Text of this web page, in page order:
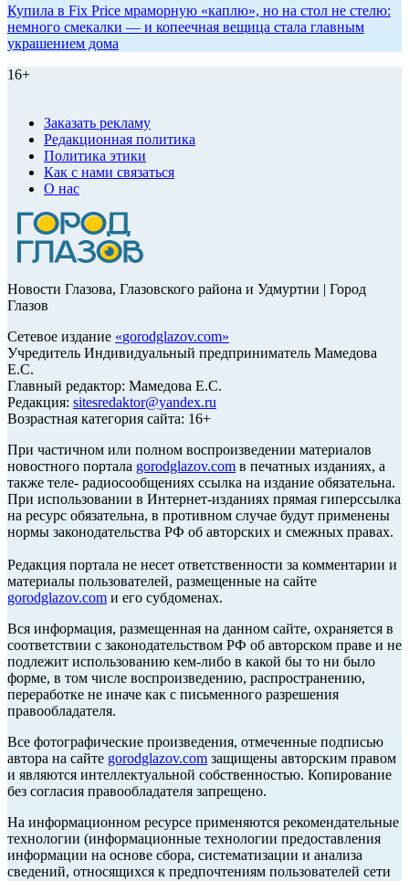
Купила в Fix Price мраморную «каплю», но на стол не стелю:
немного смекалки — и копеечная вещица стала главным
украшением дома
16+
Заказать рекламу
Редакционная политика
Политика этики
Как с нами связаться
О нас
Новости Глазова, Глазовского района и Удмуртии | Город
Глазов
Сетевое издание «gorodglazov.com»
Учредитель Индивидуальный предприниматель Мамедова
Е.С.
Главный редактор: Мамедова Е.С.
Редакция: sitesredaktor@yandex.ru
Возрастная категория сайта: 16+
При частичном или полном воспроизведении материалов
новостного портала gorodglazov.com в печатных изданиях, а
также теле- радиосообщениях ссылка на издание обязательна.
При использовании в Интернет-изданиях прямая гиперссылка
на ресурс обязательна, в противном случае будут применены
нормы законодательства РФ об авторских и смежных правах.
Редакция портала не несет ответственности за комментарии и
материалы пользователей, размещенные на сайте
gorodglazov.com и его субдоменах.
Вся информация, размещенная на данном сайте, охраняется в
соответствии с законодательством РФ об авторском праве и не
подлежит использованию кем-либо в какой бы то ни было
форме, в том числе воспроизведению, распространению,
переработке не иначе как с письменного разрешения
правообладателя.
Все фотографические произведения, отмеченные подписью
автора на сайте gorodglazov.com защищены авторским правом
и являются интеллектуальной собственностью. Копирование
без согласия правообладателя запрещено.
На информационном ресурсе применяются рекомендательные
технологии (информационные технологии предоставления
информации на основе сбора, систематизации и анализа
сведений, относящихся к предпочтениям пользователей сети